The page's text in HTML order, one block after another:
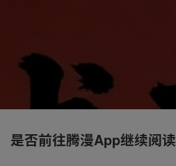
是否前往腾漫App继续阅读